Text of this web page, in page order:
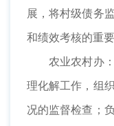
展，将村级债务
和绩效考核的重要
农业农村办：
理化解工作，组
况的监督检查；